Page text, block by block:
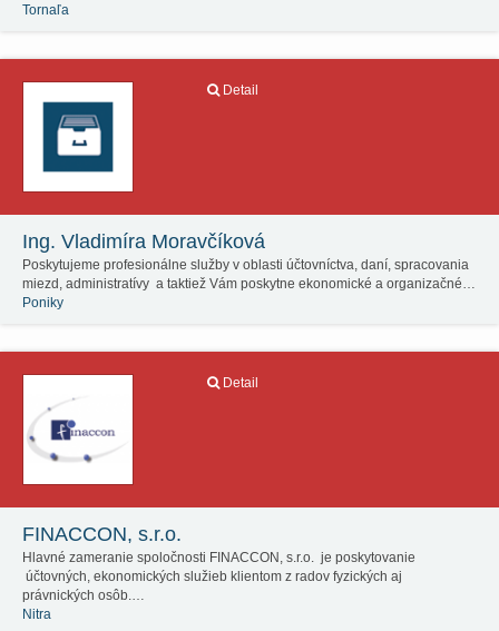
Tornaľa
Detail
Ing. Vladimíra Moravčíková
Poskytujeme profesionálne služby v oblasti účtovníctva, daní, spracovania
miezd, administratívy a taktiež Vám poskytne ekonomické a organizačné…
Poniky
Detail
FINACCON, s.r.o.
Hlavné zameranie spoločnosti FINACCON, s.r.o. je poskytovanie
účtovných, ekonomických služieb klientom z radov fyzických aj
právnických osôb.…
Nitra